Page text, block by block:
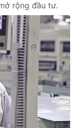
rộng đầu tư.